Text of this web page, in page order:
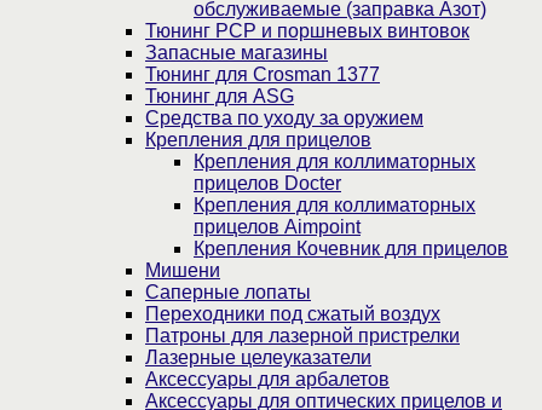
обслуживаемые (заправка Азот)
Тюнинг PCP и поршневых винтовок
Запасные магазины
Тюнинг для Crosman 1377
Тюнинг для ASG
Средства по уходу за оружием
Крепления для прицелов
Крепления для коллиматорных
прицелов Docter
Крепления для коллиматорных
прицелов Aimpoint
Крепления Кочевник для прицелов
Мишени
Саперные лопаты
Переходники под сжатый воздух
Патроны для лазерной пристрелки
Лазерные целеуказатели
Аксессуары для арбалетов
Аксессуары для оптических прицелов и